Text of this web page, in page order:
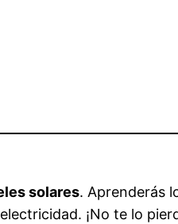
solares. Aprenderás
¡No te lo